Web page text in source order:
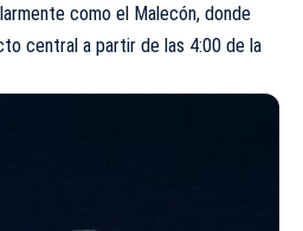
como el Malecón, donde
central a partir de las 4:00 de la